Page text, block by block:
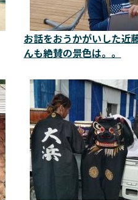
お話をおうかがいした近
んも絶賛の景色は。。